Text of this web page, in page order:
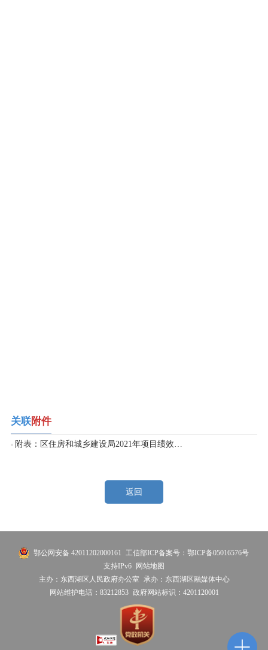
关联附件
附表：区住房和城乡建设局2021年项目绩效自评表.doc
返回
鄂公网安备 42011202000161
工信部ICP备案号：鄂ICP备05016576号
支持IPv6 网站地图
主办：东西湖区人民政府办公室
承办：东西湖区融媒体中心
网站维护电话：83212853 政府网站标识：4201120001